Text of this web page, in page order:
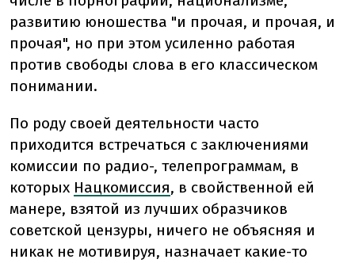
развитию юношества "и прочая, и прочая, и
прочая", но при этом усиленно работая
против свободы слова в его классическом
понимании.
По роду своей деятельности часто
приходится встречаться с заключениями
комиссии по радио-, телепрограммам, в
которых Нацкомиссия, в свойственной ей
манере, взятой из лучших образчиков
советской цензуры, ничего не объясняя и
никак не мотивируя, назначает какие-то